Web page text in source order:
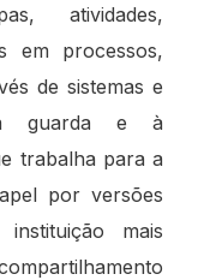
atividades,
em processos,
de sistemas e
à guarda e à
trabalha para a
por versões
mais